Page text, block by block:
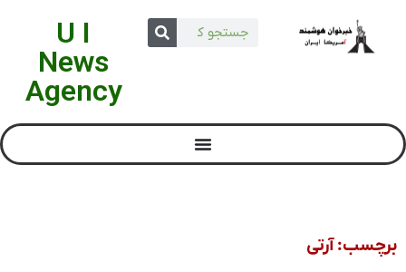
U I
News
Agency
برچسب: آرتی